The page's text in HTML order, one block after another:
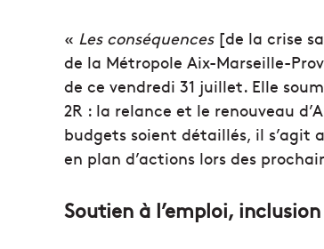
« Les conséquences[de la crise
de la Métropole Aix-Marseille-
de ce vendredi 31 juillet. Elle
2R : la relance et le renouveau
budgets soient détaillés, il s’agit
en plan d’actions lors des
Soutien à l’emploi,